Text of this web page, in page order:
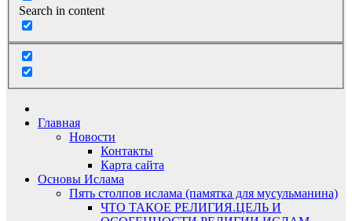
Search in content
Главная
Новости
Контакты
Карта сайта
Основы Ислама
Пять столпов ислама (памятка для мусульманина)
ЧТО ТАКОЕ РЕЛИГИЯ.ЦЕЛЬ И